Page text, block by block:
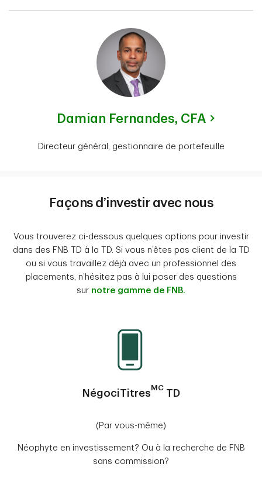
Damian Fernandes, CFA
Directeur général, gestionnaire de portefeuille
Façons d’investir avec nous
Vous trouverez ci-dessous quelques options pour investir
dans des FNB TD à la TD. Si vous n’êtes pas client de la TD
ou si vous travaillez déjà avec un professionnel des
placements, n’hésitez pas à lui poser des questions
sur notre gamme de FNB.
NégociTitres MC TD
(Par vous-même)
Néophyte en investissement? Ou à la recherche de FNB
sans commission?